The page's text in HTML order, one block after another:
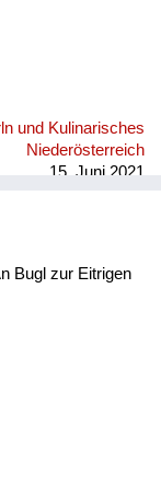
und Kulinarisches
Niederösterreich
15. Juni 2021
Bugl zur Eitrigen